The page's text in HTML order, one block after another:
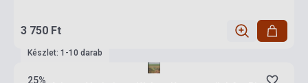
3 750 Ft
25%
Készlet: 1-10 darab